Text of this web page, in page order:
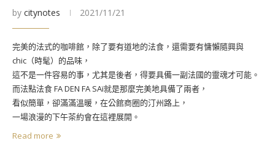
by citynotes 2021/11/21
完美的法式的咖啡館，除了要有道地的法食，還需要有慵懶隨興與
chic（時髦）的品味，
這不是一件容易的事，尤其是後者，得要具備一副法國的靈魂才可能。
而法點法食 FA DEN FA SAï就是那麼完美地具備了兩者，
看似簡單，卻滿滿溫暖，在公館商圈的汀州路上，
一場浪漫的下午茶約會在這裡展開。
Read more